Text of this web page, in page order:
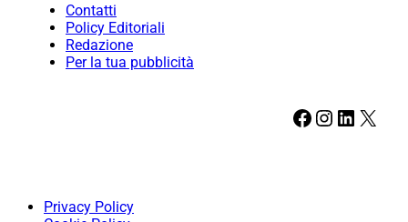
Contatti
Policy Editoriali
Redazione
Per la tua pubblicità
Facebook Instagram LinkedIn X
Privacy Policy